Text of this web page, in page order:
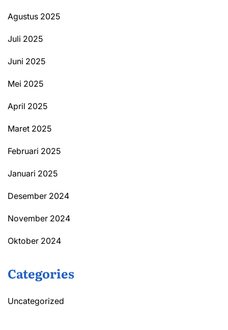
Agustus 2025
Juli 2025
Juni 2025
Mei 2025
April 2025
Maret 2025
Februari 2025
Januari 2025
Desember 2024
November 2024
Oktober 2024
Categories
Uncategorized